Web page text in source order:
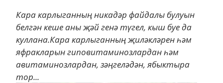
Кара карлыганның никадәр файдалы булуын
белгән кеше аны җәй генә түгел, кыш буе да
куллана.Кара карлыганның җиләкләрен һәм
яфракларын гиповитаминозлардан һәм
авитаминозлардан, зәңгеләдән, ябыктыра
тор...